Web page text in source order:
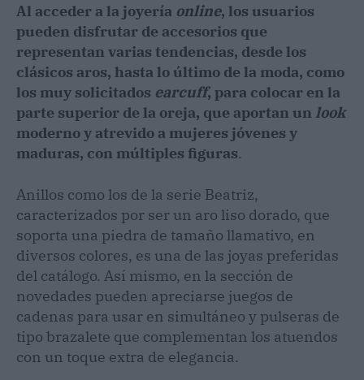
Al acceder a la joyería online, los usuarios
pueden disfrutar de accesorios que
representan varias tendencias, desde los
clásicos aros, hasta lo último de la moda, como
los muy solicitados earcuff, para colocar en la
parte superior de la oreja, que aportan un look
moderno y atrevido a mujeres jóvenes y
maduras, con múltiples figuras.
Anillos como los de la serie Beatriz,
caracterizados por ser un aro liso dorado, que
soporta una piedra de tamaño llamativo, en
diversos colores, es una de las joyas preferidas
del catálogo. Así mismo, en la sección de
novedades pueden apreciarse juegos de
cadenas para usar en simultáneo y pulseras de
tipo brazalete que complementan los atuendos
con un toque extra de elegancia.